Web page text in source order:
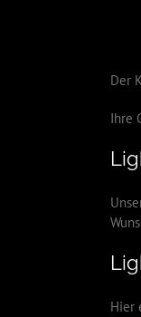
Der
Ihre
Hier